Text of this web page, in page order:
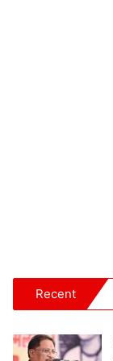
Recent